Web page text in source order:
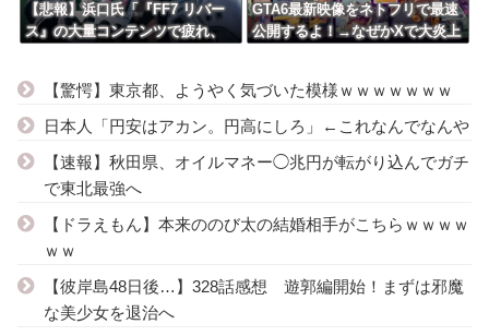
【悲報】浜口氏「『FF7 リバー
ス』の大量コンテンツで疲れ、
GTA6最新映像をネトフリで最速
公開するよ！→なぜかXで大炎上
【驚愕】東京都、ようやく気づいた模様ｗｗｗｗｗｗｗ
日本人「円安はアカン。円高にしろ」←これなんでなんや
【速報】秋田県、オイルマネー◯兆円が転がり込んでガチ
で東北最強へ
【ドラえもん】本来ののび太の結婚相手がこちらｗｗｗｗ
ｗｗ
【彼岸島48日後…】328話感想 遊郭編開始！まずは邪魔
な美少女を退治へ